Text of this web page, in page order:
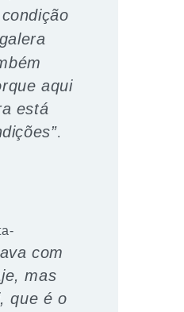
aqui
está
.
com
mas
que é o